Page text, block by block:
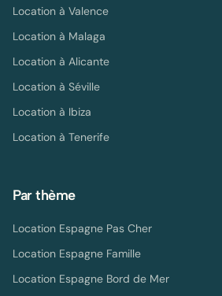
Location à Valence
Location à Malaga
Location à Alicante
Location à Séville
Location à Ibiza
Location à Tenerife
Par thème
Location Espagne Pas Cher
Location Espagne Famille
Location Espagne Bord de Mer